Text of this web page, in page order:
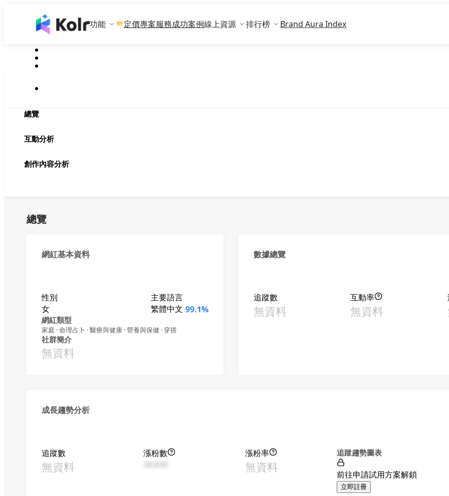
功能 定價專案服務成功案例線上資源 排行榜 Brand Aura Index
總覽
互動分析
創作內容分析
總覽
網紅基本資料
性別
女
主要語言
繁體中文 99.1%
網紅類型
家庭 · 命理占卜 · 醫療與健康 · 營養與保健 · 穿搭
社群簡介
無資料
數據總覽
追蹤數
無資料
互動率
無資料
成長趨勢分析
追蹤數
無資料
漲粉數
漲粉率
無資料
追蹤趨勢圖表
前往申請試用方案解鎖
立即註冊